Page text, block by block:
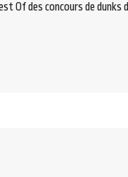
Of des concours de dunks